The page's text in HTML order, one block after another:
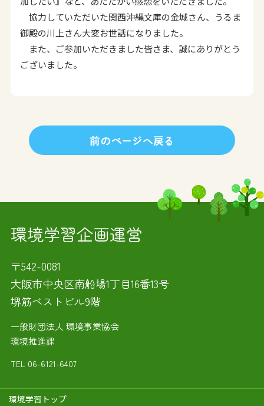
協力していただいた関西沖縄文庫の金城さん、うるま
御殿の川上さん大変お世話になりました。
また、ご参加いただきました皆さま、誠にありがとう
ございました。
前のページへ戻る
環境学習企画運営
〒542-0081
大阪市中央区南船場1丁目16番13号
堺筋ベストビル9階
一般財団法人 環境事業協会
環境推進課
TEL 06-6121-6407
環境学習トップ